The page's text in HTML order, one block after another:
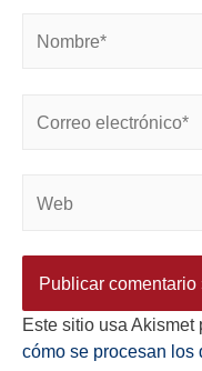
Este sitio usa Akismet
cómo se procesan los